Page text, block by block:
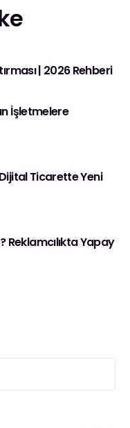
| 2026 Rehberi
İşletmelere
Ticarette Yeni
Yapay